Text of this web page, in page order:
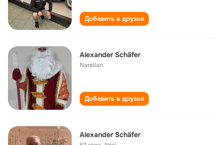
Добавить в друзья
Аlexander Schäfer
Narellan
Добавить в друзья
Alexander Schäfer